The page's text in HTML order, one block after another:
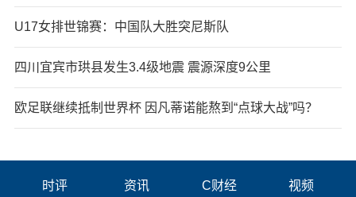
U17女排世锦赛：中国队大胜突尼斯队
四川宜宾市珙县发生3.4级地震 震源深度9公里
欧足联继续抵制世界杯 因凡蒂诺能熬到“点球大战”吗？
时评 资讯 C财经 视频